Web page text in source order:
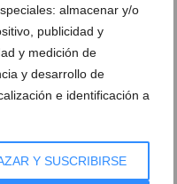
almacenar y/o
publicidad y
y medición de
y desarrollo de
e identificación a
Y SUSCRIBIRSE
todo el pueblo en el
a Sant Joan en la
del tapiz a
Montecarlo
de la Constitució.